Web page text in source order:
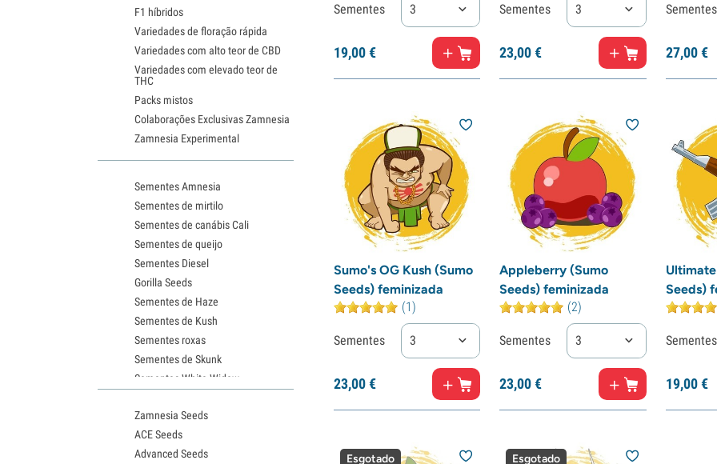
Sementes 3
19,00€
Sementes 3
23,00€
Sementes
27,00€
Sumo's OG Kush (Sumo
Seeds) feminizada
(1)
Sementes 3
23,00€
Appleberry (Sumo
Seeds) feminizada
(2)
Sementes 3
23,00€
Seeds)
Sementes
19,00€
Esgotado Esgotado
F1 híbridos
Variedades de floração rápida
Variedades com alto teor de CBD
Variedades com elevado teor de
THC
Packs mistos
Colaborações Exclusivas Zamnesia
Zamnesia Experimental
Sementes Amnesia
Sementes de mirtilo
Sementes de canábis Cali
Sementes de queijo
Sementes Diesel
Gorilla Seeds
Sementes de Haze
Sementes de Kush
Sementes roxas
Sementes de Skunk
Sementes White Widow
Sementes Granddaddy Purple
Sementes OG Kush
Sementes Blue Dream
Zamnesia Seeds
ACE Seeds
Advanced Seeds